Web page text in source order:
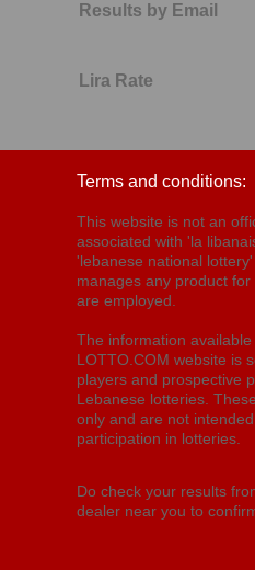
Results by Email
Lira Rate
Terms and conditions:
This website is not an
associated with 'la
'lebanese national
manages any product
are employed.
The information
LOTTO.COM website is
players and prospective
Lebanese lotteries.
only and are not
participation in lotteries.
Do check your results
dealer near you to